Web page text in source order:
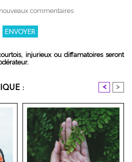
commentaires
injurieux ou diffamatoires seront
: < >